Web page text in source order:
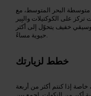
متوسطة البحر المتوسط، مع
على الكوكتيلات والبِير
خفيف يتحوّل إلى أكثر
حيوية مساءً.
خطط لزيارتك
إذا كنتم أكثر من أربعة